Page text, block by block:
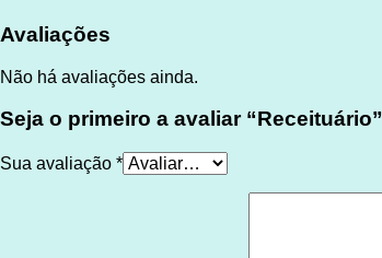
Avaliações
Não há avaliações ainda.
Seja o primeiro a avaliar “Receituário”
Sua avaliação *